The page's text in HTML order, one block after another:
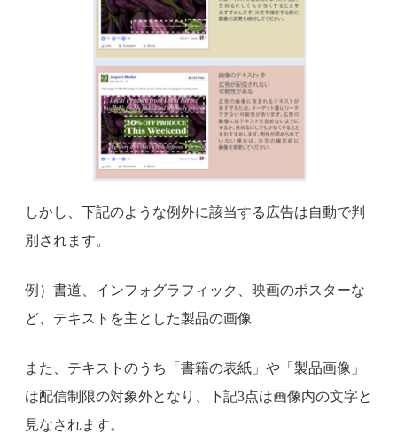
しかし、下記のような例外に該当する広告は自動で判
別されます。
例）書道、インフォグラフィック、映画のポスターな
ど、テキストを主とした製品の画像
また、テキストのうち「書籍の表紙」や「製品画像」
は配信制限の対象外となり、下記3点は画像内の文字と
見なされます。